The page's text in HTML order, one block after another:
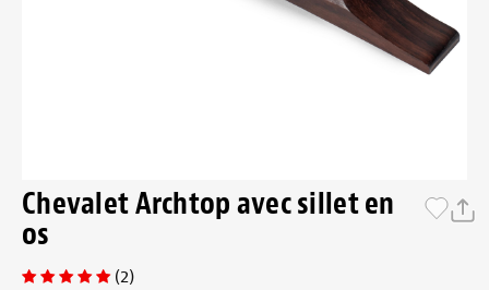
Chevalet Archtop avec sillet en
os
(2)